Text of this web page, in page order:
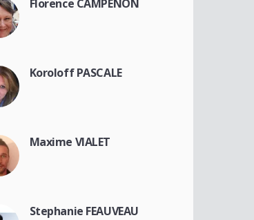
Florence CAMPENON
Koroloff PASCALE
Maxime VIALET
Stephanie FEAUVEAU